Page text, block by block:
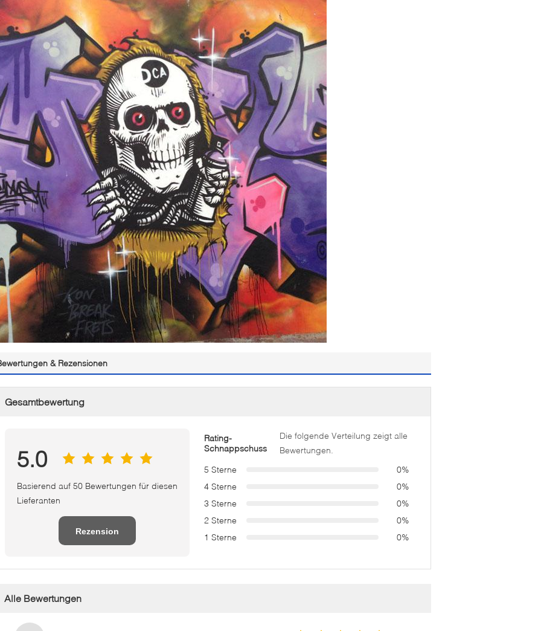
& Rezensionen
Gesamtbewertung
5.0
Basierend auf 50 Bewertungen für diesen
Lieferanten
Rezension
Rating-
Schnappschuss
Die folgende Verteilung zeigt alle
Bewertungen.
5 Sterne
0%
4 Sterne
0%
3 Sterne
0%
2 Sterne
0%
1 Sterne
0%
Alle Bewertungen